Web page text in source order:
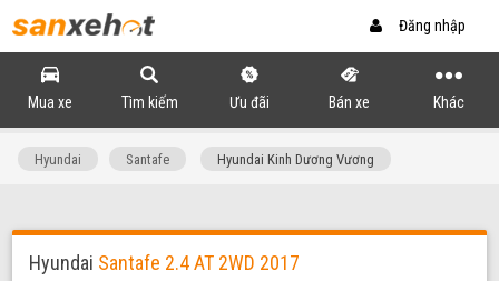
Đăng nhập
Mua xe Tìm kiếm Ưu đãi Bán xe Khác
Hyundai Santafe Hyundai Kinh Dương Vương
Hyundai Santafe 2.4 AT 2WD 2017